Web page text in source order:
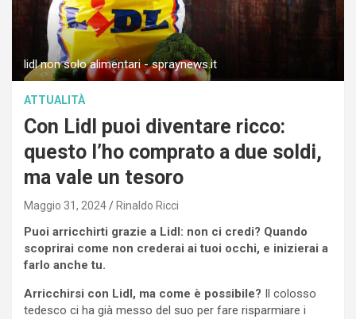
lidl non solo alimentari - spraynews.it
ATTUALITÀ
Con Lidl puoi diventare ricco:
questo l’ho comprato a due soldi,
ma vale un tesoro
Maggio 31, 2024 Rinaldo Ricci
Puoi arricchirti grazie a Lidl: non ci credi? Quando
scoprirai come non crederai ai tuoi occhi, e inizierai a
farlo anche tu.
Arricchirsi con Lidl, ma come è possibile? Il colosso
tedesco ci ha già messo del suo per fare risparmiare i